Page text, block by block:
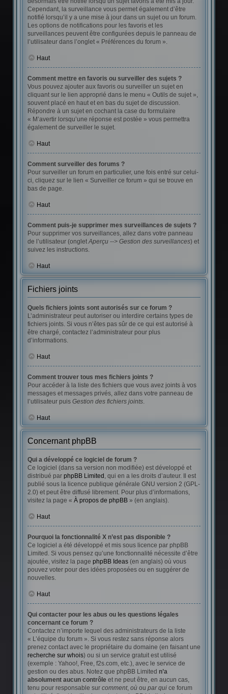
Cependant, la surveillance vous permet également d’être
notifié lorsqu’il y a une mise à jour dans un sujet ou un forum.
Les options de notifications pour les favoris et les
surveillances peuvent être configurées depuis le panneau de
l’utilisateur dans l’onglet « Préférences du forum ».
Haut
Comment mettre en favoris ou surveiller des sujets ?
Vous pouvez ajouter aux favoris ou surveiller un sujet en
cliquant sur le lien approprié dans le menu « Outils de sujet »,
souvent placé en haut et en bas du sujet de discussion.
Répondre à un sujet en cochant la case du formulaire
« M’avertir lorsqu’une réponse est postée » vous permettra
également de surveiller le sujet.
Haut
Comment surveiller des forums ?
Pour surveiller un forum en particulier, une fois entré sur celui-
ci, cliquez sur le lien « Surveiller ce forum » qui se trouve en
bas de page.
Haut
Comment puis-je supprimer mes surveillances de sujets ?
Pour supprimer vos surveillances, allez dans votre panneau
de l’utilisateur (ongletAperçu --> Gestion des surveillances) et
suivez les instructions.
Haut
Fichiers joints
Quels fichiers joints sont autorisés sur ce forum ?
L’administrateur peut autoriser ou interdire certains types de
fichiers joints. Si vous n’êtes pas sûr de ce qui est autorisé à
être chargé, contactez l’administrateur pour plus
d’informations.
Haut
Comment trouver tous mes fichiers joints ?
Pour accéder à la liste des fichiers que vous avez joints à vos
messages et messages privés, allez dans votre panneau de
l’utilisateur puis Gestion des fichiers joints.
Haut
Concernant phpBB
Qui a développé ce logiciel de forum ?
Ce logiciel (dans sa version non modifiée) est développé et
distribué par phpBB Limited , qui en a les droits d’auteur. Il est
publié sous la licence publique générale GNU version 2 (GPL-
2.0) et peut être diffusé librement. Pour plus d’informations,
visitez la page « À propos de phpBB» (en anglais).
Haut
Pourquoi la fonctionnalité X n’est pas disponible ?
Ce logiciel a été développé et mis sous licence par phpBB
Limited. Si vous pensez qu’une fonctionnalité nécessite d’être
ajoutée, visitez la page phpBB Ideas(en anglais) où vous
pouvez voter pour des idées proposées ou en suggérer de
nouvelles.
Haut
Qui contacter pour les abus ou les questions légales
concernant ce forum ?
Contactez n’importe lequel des administrateurs de la liste
« L’équipe du forum ». Si vous restez sans réponse alors
prenez contact avec le propriétaire du domaine (en faisant une
recherche sur whois) ou si un service gratuit est utilisé
(exemple : Yahoo!, Free, f2s.com, etc.), avec le service de
gestion ou des abus. Notez que phpBB Limited n’a
absolument aucun contrôleet ne peut être, en aucun cas,
tenu pour responsable sur comment, oùou par quice forum